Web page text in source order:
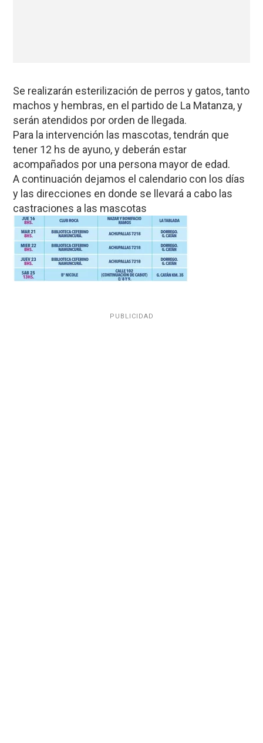
Se realizarán esterilización de perros y gatos, tanto
machos y hembras, en el partido de La Matanza, y
serán atendidos por orden de llegada.
Para la intervención las mascotas, tendrán que
tener 12 hs de ayuno, y deberán estar
acompañados por una persona mayor de edad.
A continuación dejamos el calendario con los días
y las direcciones en donde se llevará a cabo las
castraciones a las mascotas
PUBLICIDAD